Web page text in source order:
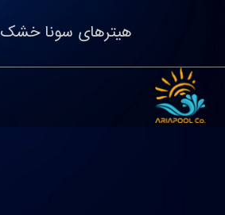
هیترهای سونا خشک Ring Wall-D 60D